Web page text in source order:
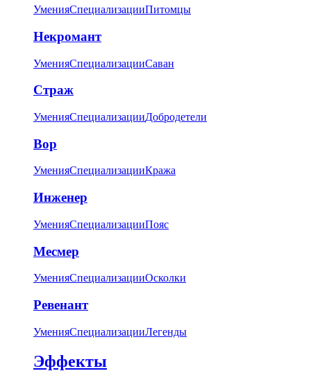
УменияСпециализацииПитомцы
Некромант
УменияСпециализацииСаван
Страж
УменияСпециализацииДобродетели
Вор
УменияСпециализацииКража
Инженер
УменияСпециализацииПояс
Месмер
УменияСпециализацииОсколки
Ревенант
УменияСпециализацииЛегенды
Эффекты